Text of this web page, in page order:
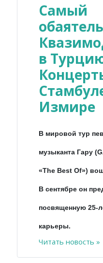
Самый
в
Измире
В мировой тур
музыканта Гару
«The Best Of»)
В сентябре он
посвященную 25-
карьеры.
Читать новость »